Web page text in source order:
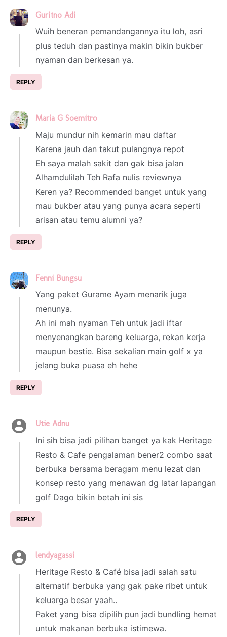
Guritno Adi
Wuih beneran pemandangannya itu loh, asri
plus teduh dan pastinya makin bikin bukber
nyaman dan berkesan ya.
REPLY
Maria G Soemitro
Maju mundur nih kemarin mau daftar
Karena jauh dan takut pulangnya repot
Eh saya malah sakit dan gak bisa jalan
Alhamdulilah Teh Rafa nulis reviewnya
Keren ya? Recommended banget untuk yang
mau bukber atau yang punya acara seperti
arisan atau temu alumni ya?
REPLY
Fenni Bungsu
Yang paket Gurame Ayam menarik juga
menunya.
Ah ini mah nyaman Teh untuk jadi iftar
menyenangkan bareng keluarga, rekan kerja
maupun bestie. Bisa sekalian main golf x ya
jelang buka puasa eh hehe
REPLY
Utie Adnu
Ini sih bisa jadi pilihan banget ya kak Heritage
Resto & Cafe pengalaman bener2 combo saat
berbuka bersama beragam menu lezat dan
konsep resto yang menawan dg latar lapangan
golf Dago bikin betah ini sis
REPLY
lendyagassi
Heritage Resto & Café bisa jadi salah satu
alternatif berbuka yang gak pake ribet untuk
keluarga besar yaah..
Paket yang bisa dipilih pun jadi bundling hemat
untuk makanan berbuka istimewa.